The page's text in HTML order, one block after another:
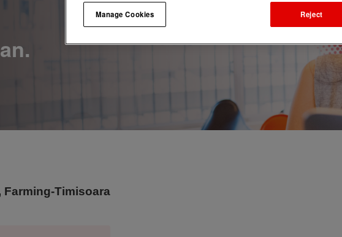
Timisoara
Manage Cookies Reject